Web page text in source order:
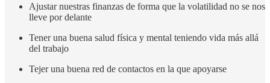
Ajustar nuestras finanzas de forma que la volatilidad no se nos
lleve por delante
Tener una buena salud física y mental teniendo vida más allá
del trabajo
Tejer una buena red de contactos en la que apoyarse